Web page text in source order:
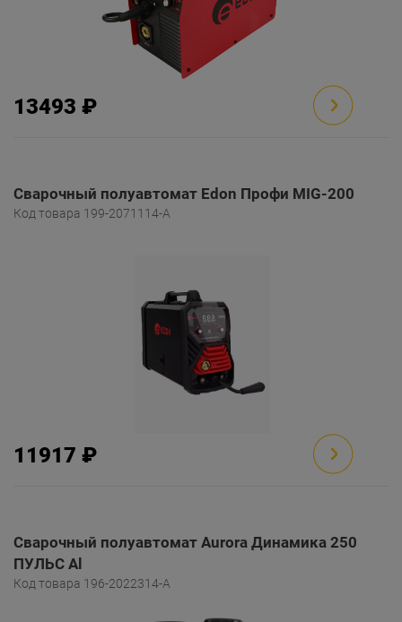
13493 ₽
Сварочный полуавтомат Edon Профи MIG-200
Код товара 199-2071114-A
11917 ₽
Сварочный полуавтомат Aurora Динамика 250
ПУЛЬС Al
Код товара 196-2022314-A